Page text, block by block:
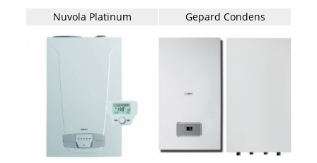
Nuvola Platinum Gepard Condens